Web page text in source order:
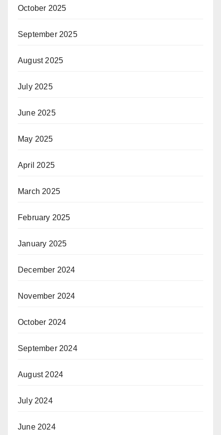
October 2025
September 2025
August 2025
July 2025
June 2025
May 2025
April 2025
March 2025
February 2025
January 2025
December 2024
November 2024
October 2024
September 2024
August 2024
July 2024
June 2024